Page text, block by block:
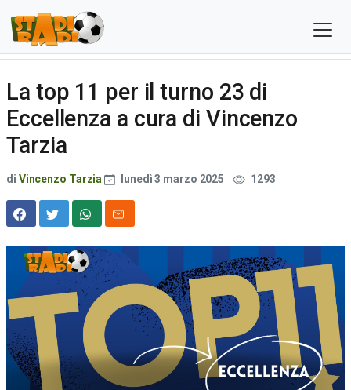
La top 11 per il turno 23 di
Eccellenza a cura di Vincenzo
Tarzia
di Vincenzo Tarzia lunedì 3 marzo 2025 1293